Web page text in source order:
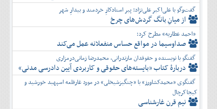
بهمن
اسفند
گفت‌وگو با علی‌اکبر علی‌نژاد؛ پیر استادکارِ خردمند و بیدارِ شهر
از میانِ بانگ گردش‌های چرخ
«احمد عطاریه» مطرح کرد:
صداوسیما در مواقع حساس منفعلانه عمل می‌کند
گفتگو با نویسنده و حقوقدان مازندرانی، محمدرضا زمانی‌درمزاری
دربارۀ کتاب ”بایسته‌های حقوقی و کاربردی آیین دادرسی مدنی»
گفتگوی «محمدکشاورز» با «چنگیزشیخلی» در مورد غارقلعه اسپهبد خورشید و
کیجاکرچال
نیم قرن غارشناسی